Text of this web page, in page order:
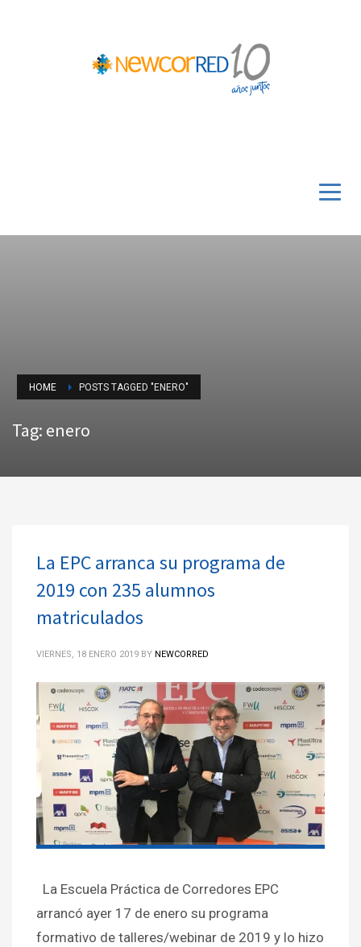
HOME POSTS TAGGED "ENERO"
Tag: enero
La EPC arranca su programa de
2019 con 235 alumnos
matriculados
VIERNES, 18 ENERO 2019 BY NEWCORRED
La Escuela Práctica de Corredores EPC
arrancó ayer 17 de enero su programa
formativo de talleres/webinar de 2019 y lo hizo